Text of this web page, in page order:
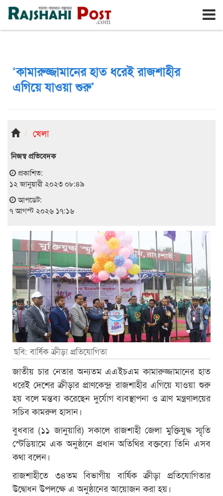
রাজশাহী শুক্রবার, ৭ই আগস্ট ২০২৬, ২৪শে শ্রাবণ ১৪৩৩
‘কামারুজ্জামানের হাত ধরেই রাজশাহীর
এগিয়ে যাওয়া শুরু’
খেলা
নিজস্ব প্রতিবেদক
প্রকাশিত:
১২ জানুয়ারী ২০২৩ ০৮:৪৯
আপডেট:
৭ আগস্ট ২০২৬ ১৭:১৬
ছবি: বার্ষিক ক্রীড়া প্রতিযোগিতা
জাতীয় চার নেতার অন্যতম এএইচএম কামারুজ্জামানের হাত
ধরেই দেশের ক্রীড়ার প্রাণকেন্দ্র রাজশাহীর এগিয়ে যাওয়া শুরু
হয় বলে মন্তব্য করেছেন দুর্যোগ ব্যবস্থাপনা ও ত্রাণ মন্ত্রণালয়ের
সচিব কামরুল হাসান।
বুধবার (১১ জানুয়ারি) সকালে রাজশাহী জেলা মুক্তিযুদ্ধ স্মৃতি
স্টেডিয়ামে এক অনুষ্ঠানে প্রধান অতিথির বক্তব্যে তিনি এসব
কথা বলেন।
রাজশাহীতে ৩৪তম বিভাগীয় বার্ষিক ক্রীড়া প্রতিযোগিতার
উদ্বোধন উপলক্ষে এ অনুষ্ঠানের আয়োজন করা হয়।